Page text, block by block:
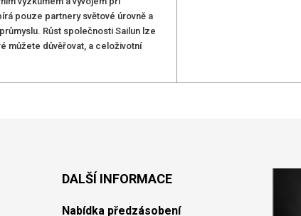
pouze partnery světové úrovně a
Růst společnosti Sailun lze
můžete důvěřovat, a celoživotní
DALŠÍ INFORMACE
Nabídka předzásobení